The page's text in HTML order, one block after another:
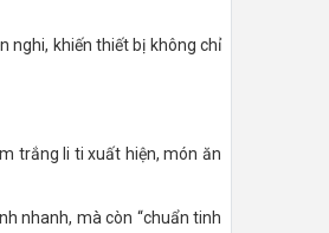
nghi, khiến thiết bị không chỉ
trắng li ti xuất hiện, món ăn
nhanh, mà còn “chuẩn tinh